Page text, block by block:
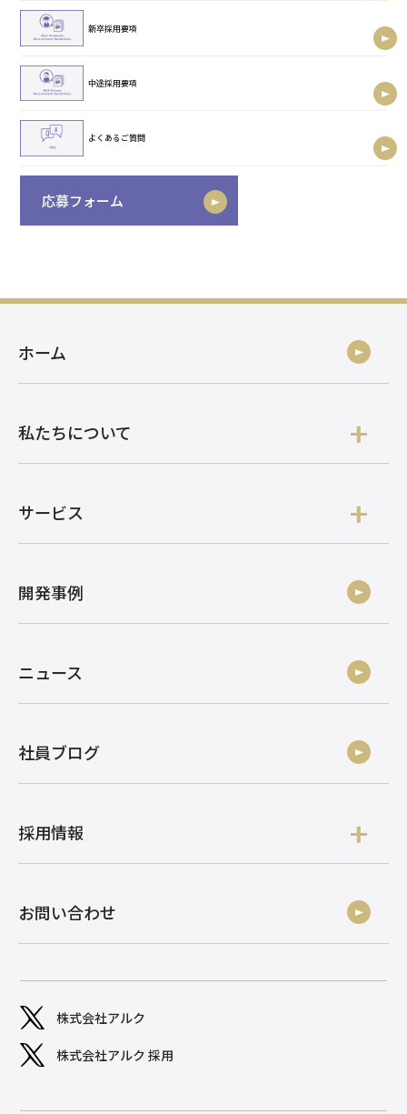
新卒採用要項
中途採用要項
よくあるご質問
応募フォーム
ホーム
私たちについて
サービス
開発事例
ニュース
社員ブログ
採用情報
お問い合わせ
株式会社アルク
株式会社アルク 採用